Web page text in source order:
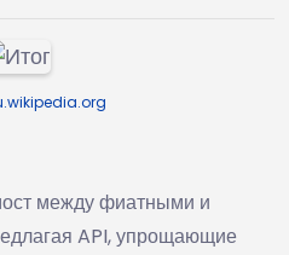
между фиатными и
API, упрощающие